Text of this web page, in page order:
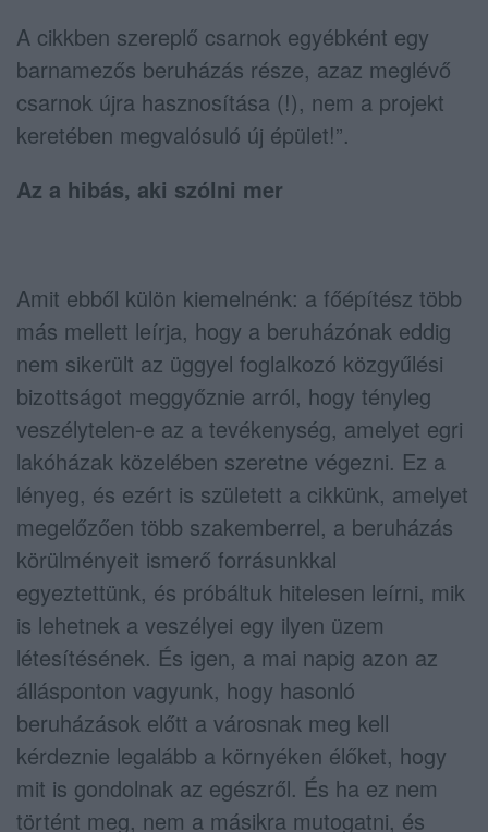
A cikkben szereplő csarnok egyébként egy
barnamezős beruházás része, azaz meglévő
csarnok újra hasznosítása (!), nem a projekt
keretében megvalósuló új épület!”.
Az a hibás, aki szólni mer
Amit ebből külön kiemelnénk: a főépítész több
más mellett leírja, hogy a beruházónak eddig
nem sikerült az üggyel foglalkozó közgyűlési
bizottságot meggyőznie arról, hogy tényleg
veszélytelen-e az a tevékenység, amelyet egri
lakóházak közelében szeretne végezni. Ez a
lényeg, és ezért is született a cikkünk, amelyet
megelőzően több szakemberrel, a beruházás
körülményeit ismerő forrásunkkal
egyeztettünk, és próbáltuk hitelesen leírni, mik
is lehetnek a veszélyei egy ilyen üzem
létesítésének. És igen, a mai napig azon az
állásponton vagyunk, hogy hasonló
beruházások előtt a városnak meg kell
kérdeznie legalább a környéken élőket, hogy
mit is gondolnak az egészről. És ha ez nem
történt meg, nem a másikra mutogatni, és